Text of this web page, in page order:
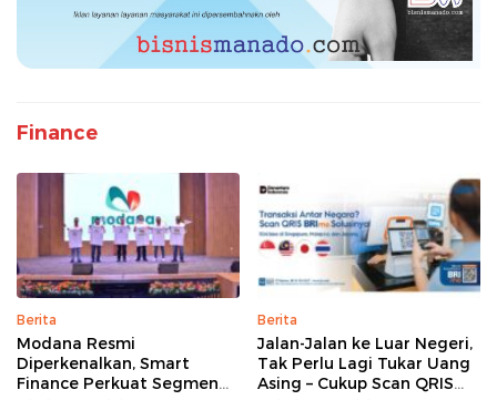
Finance
Berita
Modana Resmi
Diperkenalkan, Smart
Finance Perkuat Segmen
Berita
Jalan-Jalan ke Luar Negeri,
Tak Perlu Lagi Tukar Uang
Asing – Cukup Scan QRIS